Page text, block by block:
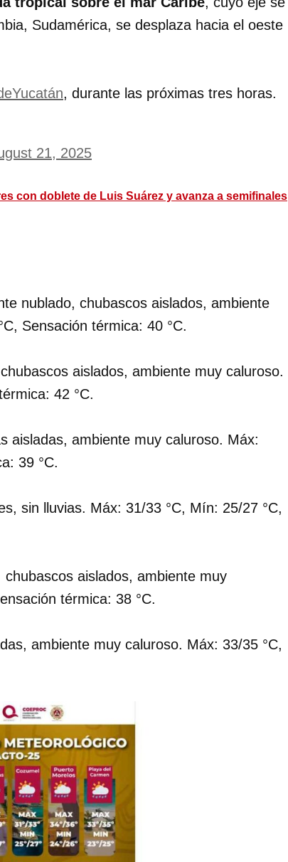
Sudamérica, se desplaza hacia el oeste
, durante las próximas tres horas.
21, 2025
con doblete de Luis Suárez y avanza a semifinales
nublado, chubascos aislados, ambiente
Sensación térmica: 40 °C.
aislados, ambiente muy caluroso.
42 °C.
aisladas, ambiente muy caluroso. Máx:
39 °C.
sin lluvias. Máx: 31/33 °C, Mín: 25/27 °C,
aislados, ambiente muy
térmica: 38 °C.
ambiente muy caluroso. Máx: 33/35 °C,